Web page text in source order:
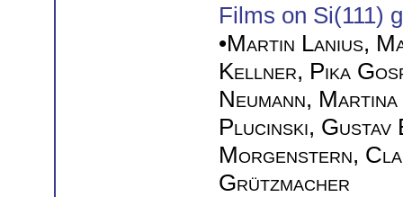
Films on Si(111)
•Martin Lanius,
Kellner, Pika
Neumann, Martina
Plucinski, Gustav
Morgenstern,
Grützmacher